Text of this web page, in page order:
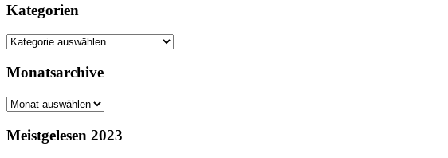
Kategorien
Kategorien
Monatsarchive
Monatsarchive
Meistgelesen 2023